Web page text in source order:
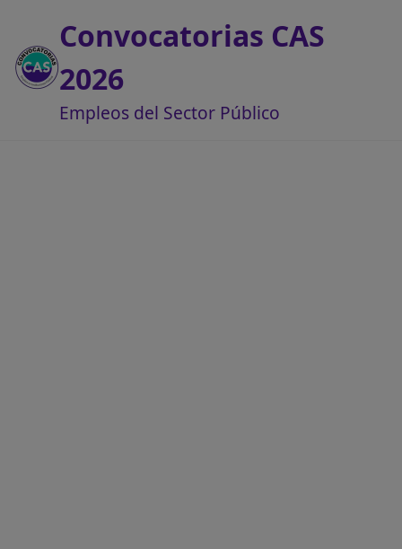
Convocatorias CAS
2026
Empleos del Sector Público